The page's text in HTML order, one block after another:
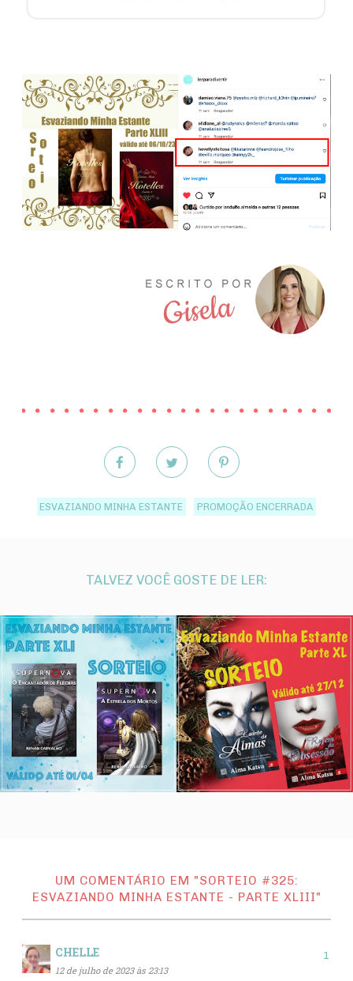
ESVAZIANDO MINHA ESTANTE PROMOÇÃO ENCERRADA
TALVEZ VOCÊ GOSTE DE LER:
UM COMENTÁRIO EM "SORTEIO #325:
ESVAZIANDO MINHA ESTANTE - PARTE XLIII"
CHELLE
12 de julho de 2023 às 23:13